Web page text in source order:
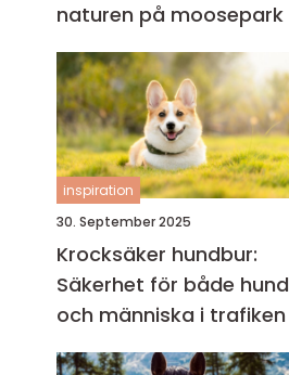
naturen på moosepark
inspiration
30. September 2025
Krocksäker hundbur:
Säkerhet för både hund
och människa i trafiken